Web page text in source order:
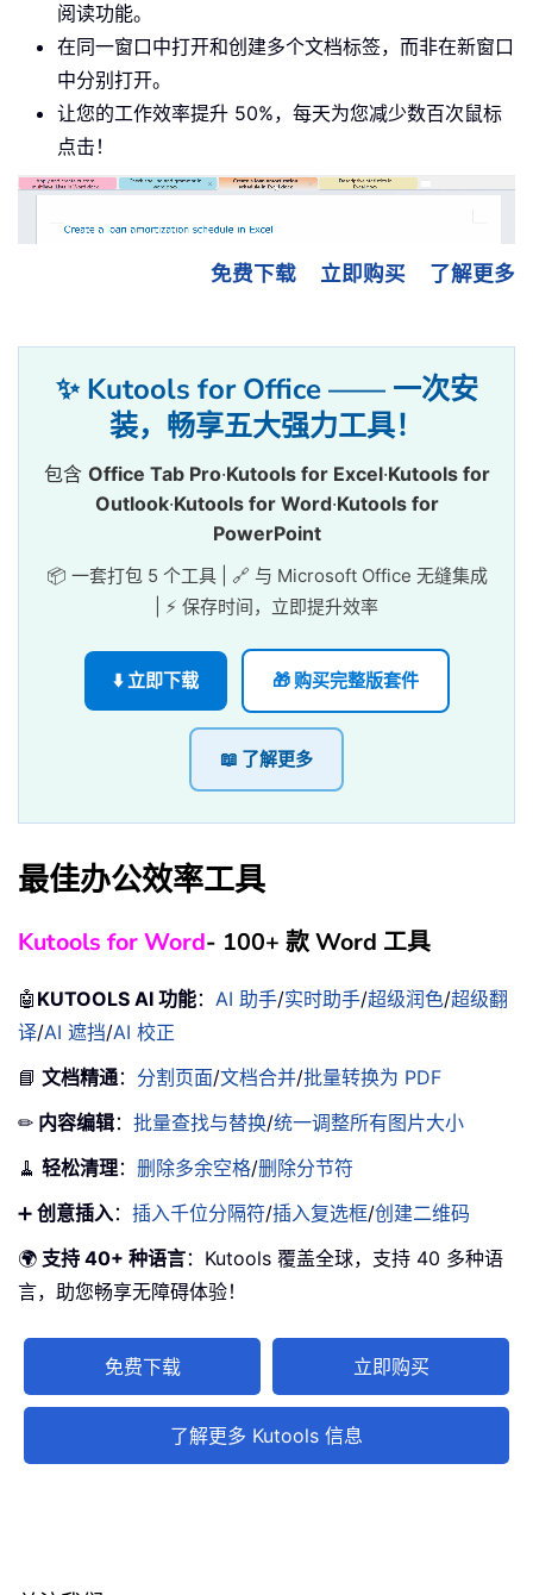
阅读功能。
在同一窗口中打开和创建多个文档标签，而非在新窗口
中分别打开。
让您的工作效率提升 50%，每天为您减少数百次鼠标
点击！
免费下载 立即购买 了解更多
✨ Kutools for Office —— 一次安
装，畅享五大强力工具！
包含 Office Tab Pro·Kutools for Excel·Kutools for
Outlook·Kutools for Word·Kutools for
PowerPoint
📦 一套打包 5 个工具 | 🔗 与 Microsoft Office 无缝集成
| ⚡ 保存时间，立即提升效率
⬇️ 立即下载 🎁 购买完整版套件
📖 了解更多
最佳办公效率工具
Kutools for Word- 100+ 款 Word 工具
🤖 KUTOOLS AI 功能： AI 助手/实时助手/超级润色/超级翻
译/AI 遮挡/AI 校正
📘 文档精通： 分割页面/文档合并/批量转换为 PDF
✏ 内容编辑： 批量查找与替换/统一调整所有图片大小
🧹 轻松清理： 删除多余空格/删除分节符
➕ 创意插入： 插入千位分隔符/插入复选框/创建二维码
🌍 支持 40+ 种语言：Kutools 覆盖全球，支持 40 多种语
言，助您畅享无障碍体验！
免费下载 立即购买
了解更多 Kutools 信息